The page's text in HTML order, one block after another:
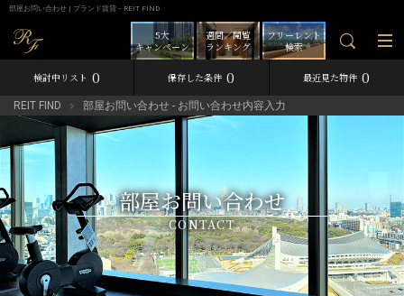
部屋お問い合わせ | ブランド賃貸－REIT FIND
フリーレント
検索
週間／閲覧
ランキング
5大
キャンペーン
検討中リスト 0 保存した条件 0 最近見た物件 0
REIT FIND 部屋お問い合わせ - お問い合わせ内容入力
部屋お問い合わせ
CONTACT